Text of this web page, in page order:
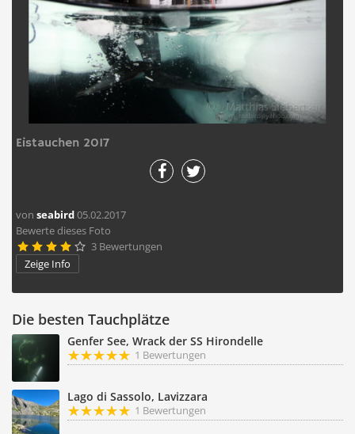
Eistauchen 2017
von seabird05.02.2017
Bewerte dieses Foto
     3 Bewertungen
Zeige Info
Die besten Tauchplätze
Genfer See, Wrack der SS Hirondelle
1 Bewertungen
Lago di Sassolo, Lavizzara
1 Bewertungen